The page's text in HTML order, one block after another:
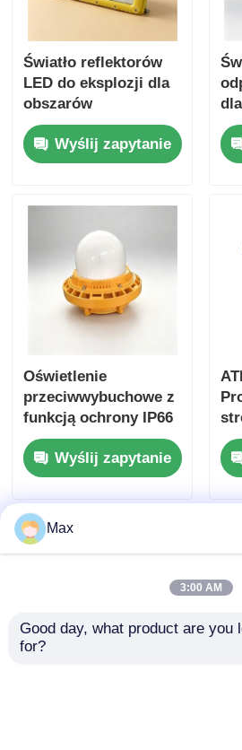
Światło reflektorów
LED do eksplozji dla
obszarów
niebezpiecznych o
trwałej konstrukcji
Wyślij zapytanie
Oświetlenie
przeciwwybuchowe z
funkcją ochrony IP66
do stosowania w
obszarach
niebezpiecznych
Wyślij zapytanie
Max
3:00 AM
Good day, what product are you
for?